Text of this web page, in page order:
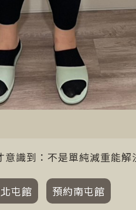
識到：不是單純減重能解
屯館 預約南屯館